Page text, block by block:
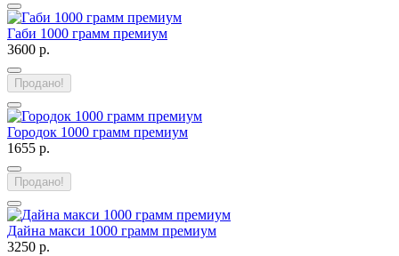
Габи 1000 грамм премиум
3600 р.
Продано!
Городок 1000 грамм премиум
1655 р.
Продано!
Дайна макси 1000 грамм премиум
3250 р.